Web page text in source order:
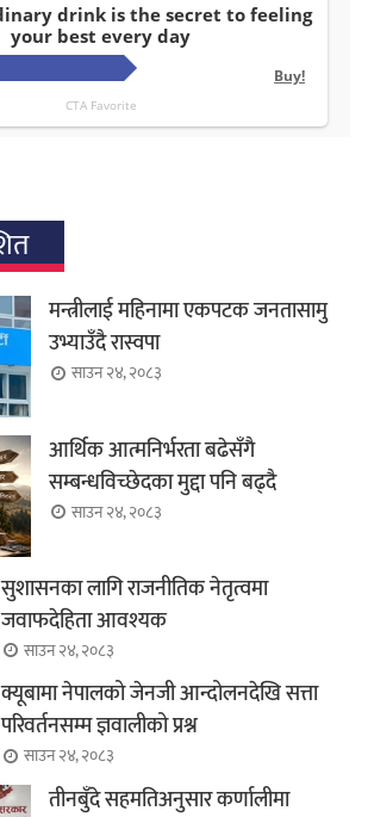
मन्त्रीलाई महिनामा एकपटक जनतासामु
उभ्याउँदै रास्वपा
साउन २४, २०८३
आर्थिक आत्मनिर्भरता बढेसँगै
सम्बन्धविच्छेदका मुद्दा पनि बढ्दै
साउन २४, २०८३
सुशासनका लागि राजनीतिक नेतृत्वमा
जवाफदेहिता आवश्यक
साउन २४, २०८३
क्यूबामा नेपालको जेनजी आन्दोलनदेखि सत्ता
परिवर्तनसम्म ज्ञवालीको प्रश्न
साउन २४, २०८३
तीनबुँदे सहमतिअनुसार कर्णालीमा